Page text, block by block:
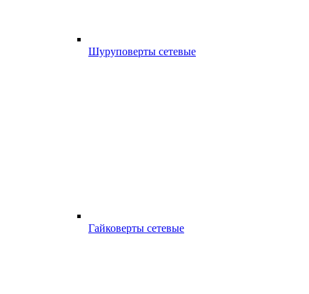
Шуруповерты сетевые
Гайковерты сетевые